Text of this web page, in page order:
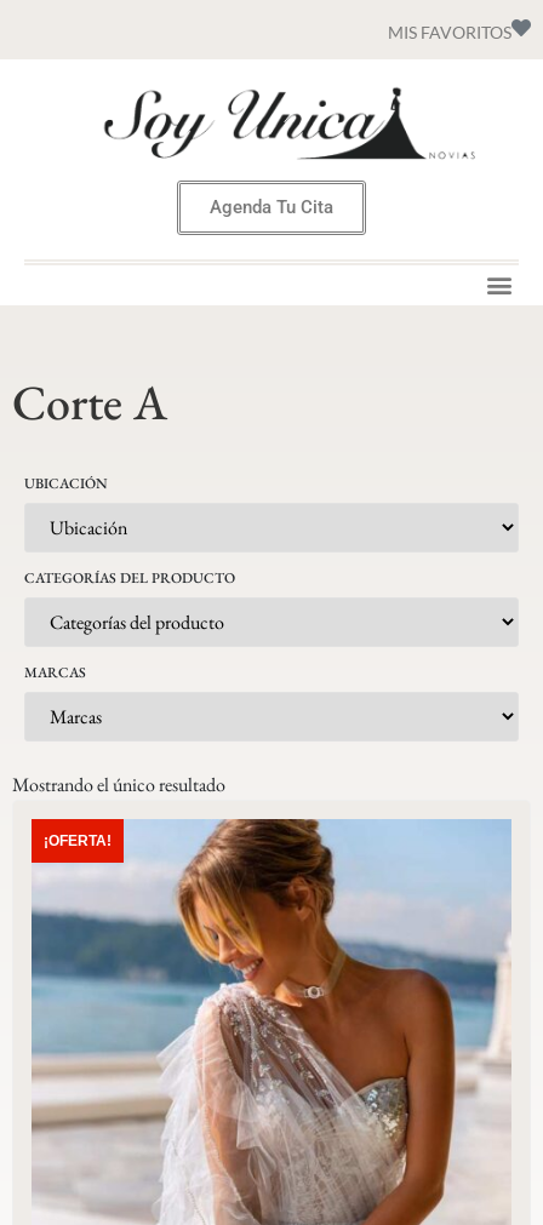
MIS FAVORITOS
Agenda Tu Cita
Corte A
UBICACIÓN
CATEGORÍAS DEL PRODUCTO
MARCAS
Mostrando el único resultado
¡OFERTA!